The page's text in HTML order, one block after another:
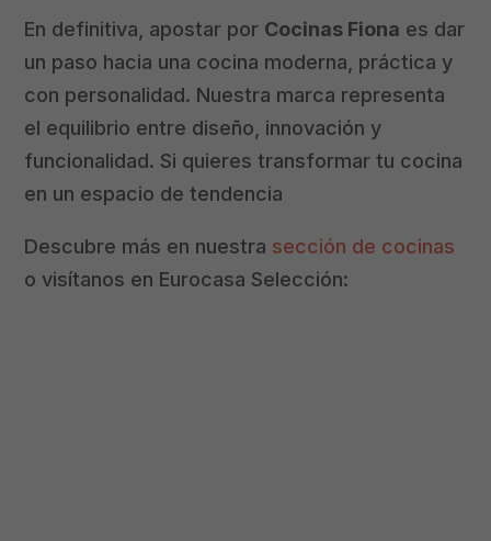
En definitiva, apostar por Cocinas Fiona es dar
un paso hacia una cocina moderna, práctica y
con personalidad. Nuestra marca representa
el equilibrio entre diseño, innovación y
funcionalidad. Si quieres transformar tu cocina
en un espacio de tendencia
Descubre más en nuestra sección de cocinas
o visítanos en Eurocasa Selección: